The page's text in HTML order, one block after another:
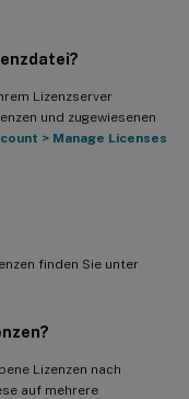
Lizenzserver
und zugewiesenen
> Manage Licenses
finden Sie unter
Lizenzen nach
auf mehrere